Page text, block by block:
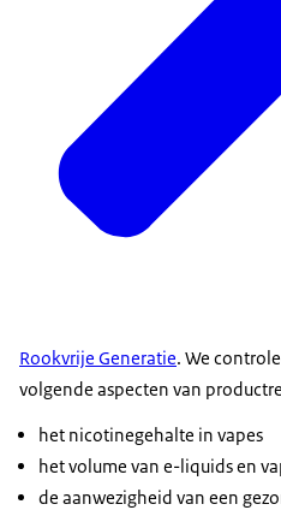
Rookvrije Generatie. We
volgende aspecten van
het nicotinegehalte in vapes
het volume van e-liquids en
de aanwezigheid van een